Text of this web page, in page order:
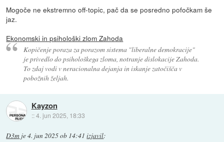
Mogoče ne ekstremno off-topic, pač da se posredno pofočkam še
jaz.
Ekonomski in psihološki zlom Zahoda
Kopičenje poraza za porazom sistema "liberalne demokracije"
je privedlo do psihološkega zloma, notranje dislokacije Zahoda.
To zdaj vodi v neracionalna dejanja in iskanje zatočišča v
pobožnih željah.
Kayzon
::4. jun 2025, 18:33
D3m je4. jun 2025 ob 14:41 izjavil: